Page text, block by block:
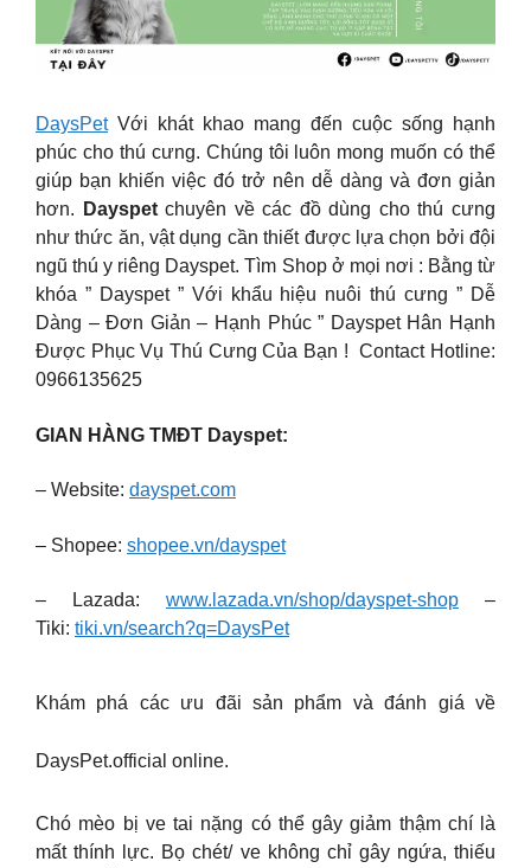
DaysPetVới khát khao mang đến cuộc sống hạnh
phúc cho thú cưng. Chúng tôi luôn mong muốn có thể
giúp bạn khiến việc đó trở nên dễ dàng và đơn giản
hơn. ️
Dayspetchuyên về các đồ dùng cho thú cưng
như thức ăn, vật dụng cần thiết được lựa chọn bởi đội
ngũ thú y riêng Dayspet. ️Tìm Shop ở mọi nơi : Bằng từ
khóa ” Dayspet ” ️Với khẩu hiệu nuôi thú cưng ” Dễ
Dàng – Đơn Giản – Hạnh Phúc ” Dayspet Hân Hạnh
Được Phục Vụ Thú Cưng Của Bạn ! ️ Contact Hotline:
0966135625
GIAN HÀNG TMĐT Dayspet:
– Website: dayspet.com
– Shopee: shopee.vn/dayspet
– Lazada: www.lazada.vn/shop/dayspet-shop –
Tiki: tiki.vn/search?q=DaysPet
Khám phá các ưu đãi sản phẩm và đánh giá về
DaysPet.official online.
Chó mèo bị ve tai nặng có thể gây giảm thậm chí là
mất thính lực. Bọ chét/ ve không chỉ gây ngứa, thiếu